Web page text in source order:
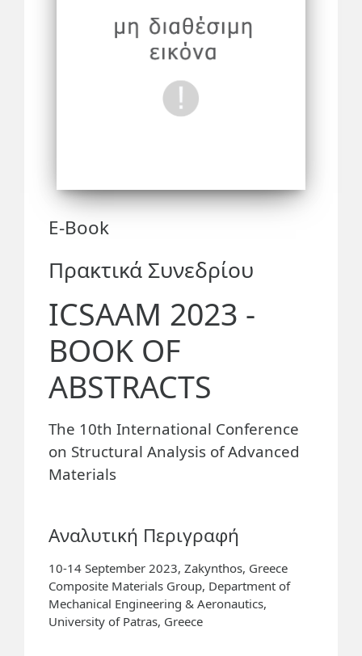
E-Book
Πρακτικά Συνεδρίου
ICSAAM 2023 -
BOOK OF
ABSTRACTS
The 10th International Conference
on Structural Analysis of Advanced
Materials
Αναλυτική Περιγραφή
10-14 September 2023, Zakynthos, Greece
Composite Materials Group, Department of
Mechanical Engineering & Aeronautics,
University of Patras, Greece